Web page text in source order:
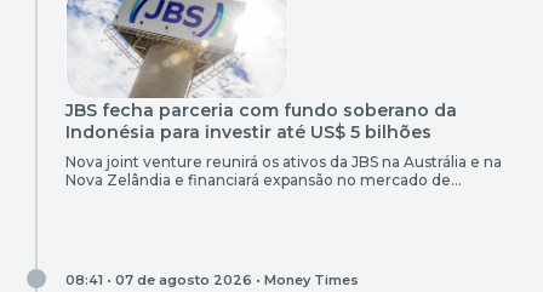
JBS fecha parceria com fundo soberano da
Indonésia para investir até US$ 5 bilhões
Nova joint venture reunirá os ativos da JBS na Austrália e na
Nova Zelândia e financiará expansão no mercado de
08:41 • 07 de agosto 2026 • Money Times